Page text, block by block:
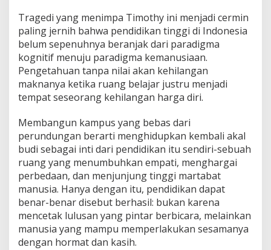
Tragedi yang menimpa Timothy ini menjadi cermin
paling jernih bahwa pendidikan tinggi di Indonesia
belum sepenuhnya beranjak dari paradigma
kognitif menuju paradigma kemanusiaan.
Pengetahuan tanpa nilai akan kehilangan
maknanya ketika ruang belajar justru menjadi
tempat seseorang kehilangan harga diri.
Membangun kampus yang bebas dari
perundungan berarti menghidupkan kembali akal
budi sebagai inti dari pendidikan itu sendiri-sebuah
ruang yang menumbuhkan empati, menghargai
perbedaan, dan menjunjung tinggi martabat
manusia. Hanya dengan itu, pendidikan dapat
benar-benar disebut berhasil: bukan karena
mencetak lulusan yang pintar berbicara, melainkan
manusia yang mampu memperlakukan sesamanya
dengan hormat dan kasih.